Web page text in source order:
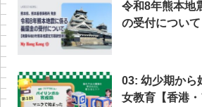
令和8年熊本地
の受付について
03: 幼少期から
女教育【香港